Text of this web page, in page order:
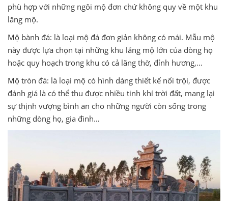
phù hợp với những ngôi mộ đơn chứ không quy về một khu
lăng mộ.
Mộ bành đá: là loại mộ đá đơn giản không có mái. Mẫu mộ
này được lựa chọn tại những khu lăng mộ lớn của dòng họ
hoặc quy hoạch trong khu có cả lăng thờ, đỉnh hương,…
Mộ tròn đá: là loại mộ có hình dáng thiết kế nổi trội, được
đánh giá là có thể thu được nhiều tinh khí trời đất, mang lại
sự thịnh vượng bình an cho những người còn sống trong
những dòng họ, gia đình…